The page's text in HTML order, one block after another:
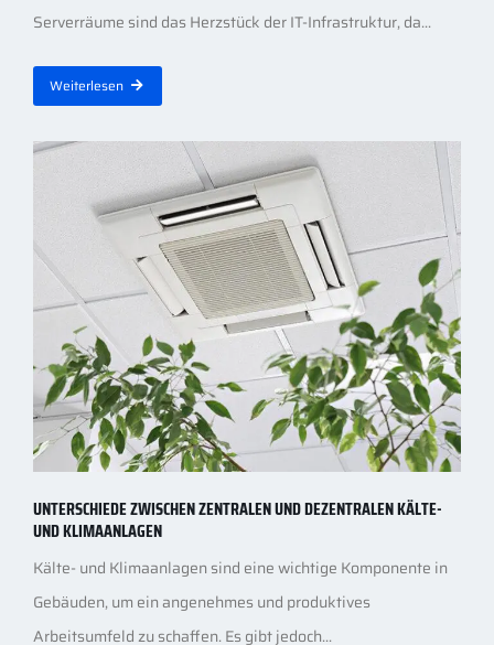
Unternehmen, das auf IT-Systeme angewiesen ist.
Weiterlesen
UNTERSCHIEDE ZWISCHEN ZENTRALEN UND DEZENTRALEN KÄLTE-
UND KLIMAANLAGEN
Kälte- und Klimaanlagen sind eine wichtige Komponente in
Gebäuden, um ein angenehmes und produktives